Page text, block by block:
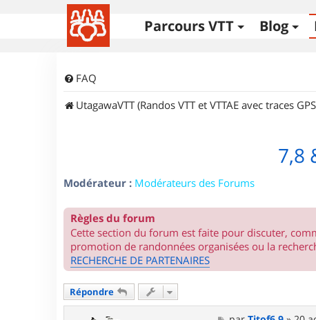
Parcours VTT Blog
FAQ
UtagawaVTT (Randos VTT et VTTAE avec traces
7,8
Modérateur : Modérateurs des Forums
Règles du forum
Cette section du forum est faite pour discuter,
promotion de randonnées organisées ou la
RECHERCHE DE PARTENAIRES
Répondre